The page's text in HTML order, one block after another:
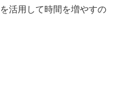
活用して時間を増やすの